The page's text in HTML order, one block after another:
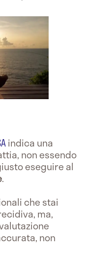
indica una
non essendo
eseguire al
.
che stai
ma,
non